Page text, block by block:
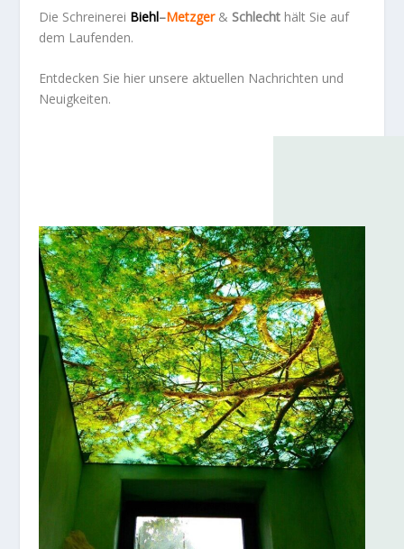
Die Schreinerei Biehl–Metzger& Schlechthält Sie auf
dem Laufenden.
Entdecken Sie hier unsere aktuellen Nachrichten und
Neuigkeiten.